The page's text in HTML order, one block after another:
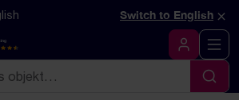
version av denna sidaSwitch to English ×
Logga in
Sök